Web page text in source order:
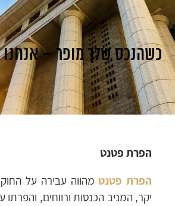
כשהנכס שלך מופר – אנחנו
הפרת פטנט
הפרת פטנטמהווה עבירה על
יקר, המניב הכנסות ורווחים, והפרתו